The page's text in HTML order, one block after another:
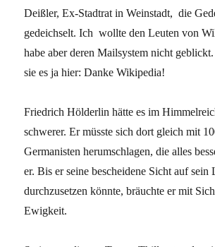
Deißler, Ex-Stadtrat in Weinstadt, die
gedeichselt. Ich wollte den Leuten von
habe aber deren Mailsystem nicht
sie es ja hier: Danke Wikipedia!
Friedrich Hölderlin hätte es im
schwerer. Er müsste sich dort gleich mit
Germanisten herumschlagen, die alles
er. Bis er seine bescheidene Sicht auf sein
durchzusetzen könnte, bräuchte er mit
Ewigkeit.